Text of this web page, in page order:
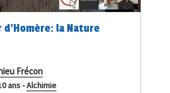
d’Homère: la Nature
Frécon
ans-Alchimie